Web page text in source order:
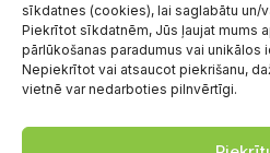
sīkdatnes (cookies), lai saglabātu un/
Piekrītot sīkdatnēm, Jūs ļaujat mums
pārlūkošanas paradumus vai unikālos
Nepiekrītot vai atsaucot piekrišanu,
vietnē var nedarboties pilnvērtīgi.
info@alalignea.lv
Daugavas iela 28,
Facebook